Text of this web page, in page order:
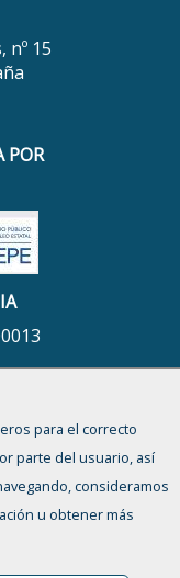
nº 15
POR
17:30h
para el correcto
parte del usuario, así
consideramos
u obtener más